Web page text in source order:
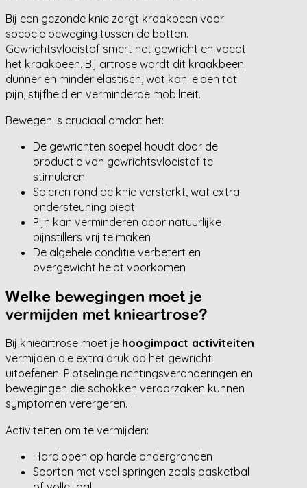
Bij een gezonde knie zorgt kraakbeen voor
soepele beweging tussen de botten.
Gewrichtsvloeistof smert het gewricht en voedt
het kraakbeen. Bij artrose wordt dit kraakbeen
dunner en minder elastisch, wat kan leiden tot
pijn, stijfheid en verminderde mobiliteit.
Bewegen is cruciaal omdat het:
De gewrichten soepel houdt door de
productie van gewrichtsvloeistof te
stimuleren
Spieren rond de knie versterkt, wat extra
ondersteuning biedt
Pijn kan verminderen door natuurlijke
pijnstillers vrij te maken
De algehele conditie verbetert en
overgewicht helpt voorkomen
Welke bewegingen moet je
vermijden met knieartrose?
Bij knieartrose moet je hoogimpact activiteiten
vermijden die extra druk op het gewricht
uitoefenen. Plotselinge richtingsveranderingen en
bewegingen die schokken veroorzaken kunnen
symptomen verergeren.
Activiteiten om te vermijden:
Hardlopen op harde ondergronden
Sporten met veel springen zoals basketbal